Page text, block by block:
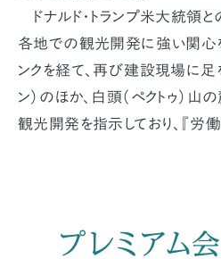
ドナルド・トランプ米大統
各地での観光開発に強い関心
ンクを経て、再び建設現場に足
ン）のほか、白頭（ペクトゥ）
観光開発を指示しており、『
プレミアム